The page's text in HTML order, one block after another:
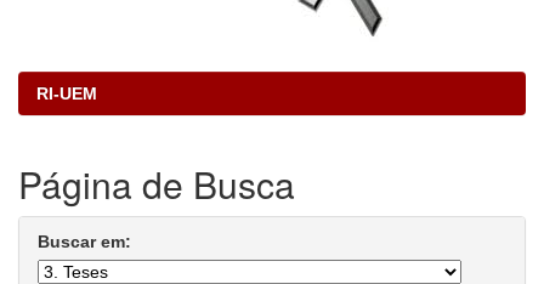
RI-UEM
Página de Busca
Buscar em: